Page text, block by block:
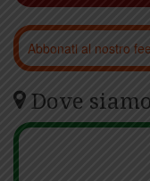
Abbonati al nostro
Dove